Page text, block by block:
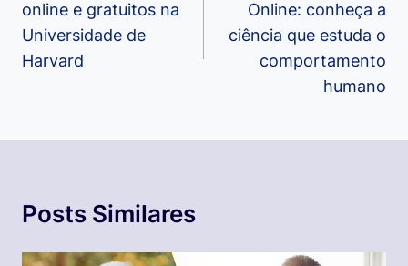
Post
online e gratuitos na
Universidade de
Harvard
Online: conheça a
ciência que estuda o
comportamento
humano
Posts Similares